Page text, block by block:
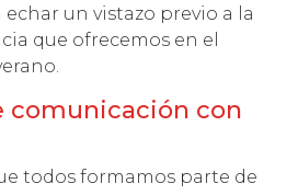
un vistazo previo a la
que ofrecemos en el
comunicación con
todos formamos parte de